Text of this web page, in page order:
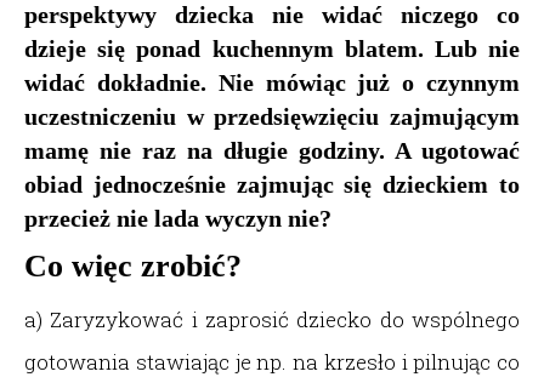
perspektywy dziecka nie widać niczego co
dzieje się ponad kuchennym blatem. Lub nie
widać dokładnie. Nie mówiąc już o czynnym
uczestniczeniu w przedsięwzięciu zajmującym
mamę nie raz na długie godziny. A ugotować
obiad jednocześnie zajmując się dzieckiem to
przecież nie lada wyczyn nie?
Co więc zrobić?
a) Zaryzykować i zaprosić dziecko do wspólnego
gotowania stawiając je np. na krzesło i pilnując co